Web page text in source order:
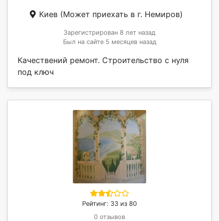
Киев (Может приехать в г. Немиров)
Зарегистрирован 8 лет назад
Был на сайте 5 месяцев назад
Качествений ремонт. Строительство с нуля
под ключ
Рейтинг: 33 из 80
0 отзывов